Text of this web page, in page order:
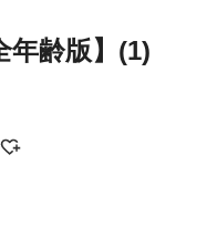
年齢版】(1)